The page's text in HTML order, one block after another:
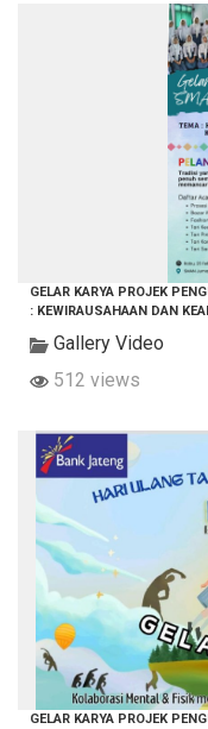
GELAR KARYA PROJEK
: KEWIRAUSAHAAN DAN
Gallery Video
512 views
GELAR KARYA PROJEK